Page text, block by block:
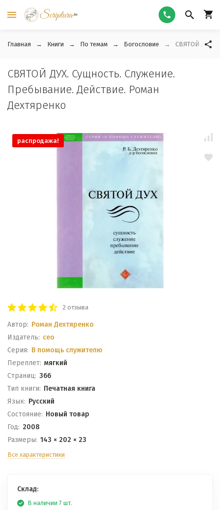
Главная Книги По темам Богословие СВЯТОЙ ДУХ.
СВЯТОЙ ДУХ. Сущность. Служение.
Пребывание. Действие. Роман
Дехтяренко
распродажа!
2 отзыва
Автор: Роман Дехтяренко
Издатель: ceo
Серия: В помощь служителю
Переплет: мягкий
Cтраниц: 366
Тип книги: Печатная книга
Язык: Русский
Состояние: Новый товар
Год: 2008
Размеры: 143 × 202 × 23
Все характеристики
Склад:
В наличии 7 шт.